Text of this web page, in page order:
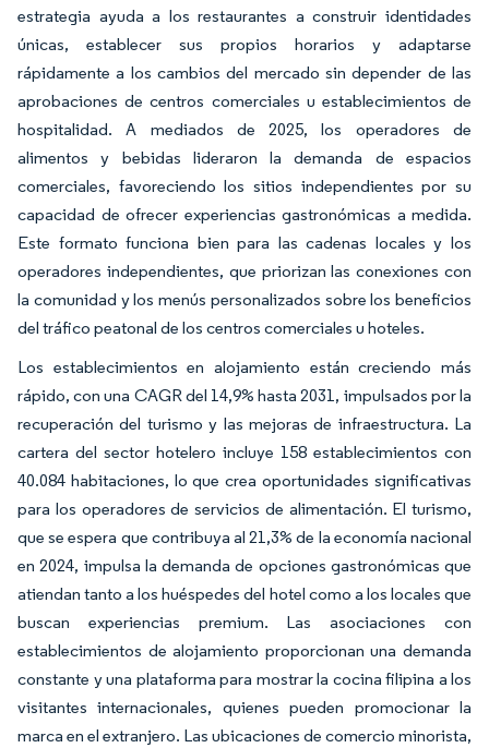
estrategia ayuda a los restaurantes a construir identidades
únicas, establecer sus propios horarios y adaptarse
rápidamente a los cambios del mercado sin depender de las
aprobaciones de centros comerciales u establecimientos de
hospitalidad. A mediados de 2025, los operadores de
alimentos y bebidas lideraron la demanda de espacios
comerciales, favoreciendo los sitios independientes por su
capacidad de ofrecer experiencias gastronómicas a medida.
Este formato funciona bien para las cadenas locales y los
operadores independientes, que priorizan las conexiones con
la comunidad y los menús personalizados sobre los beneficios
del tráfico peatonal de los centros comerciales u hoteles.
Los establecimientos en alojamiento están creciendo más
rápido, con una CAGR del 14,9% hasta 2031, impulsados por la
recuperación del turismo y las mejoras de infraestructura. La
cartera del sector hotelero incluye 158 establecimientos con
40.084 habitaciones, lo que crea oportunidades significativas
para los operadores de servicios de alimentación. El turismo,
que se espera que contribuya al 21,3% de la economía nacional
en 2024, impulsa la demanda de opciones gastronómicas que
atiendan tanto a los huéspedes del hotel como a los locales que
buscan experiencias premium. Las asociaciones con
establecimientos de alojamiento proporcionan una demanda
constante y una plataforma para mostrar la cocina filipina a los
visitantes internacionales, quienes pueden promocionar la
marca en el extranjero. Las ubicaciones de comercio minorista,